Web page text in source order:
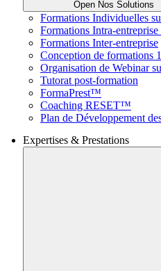
Open Nos Solutions
Formations Individuelles
Formations Intra-entreprise
Formations Inter-entreprise
Conception de formations
Organisation de Webinar
Tutorat post-formation
FormaPrest™
Coaching RESET™
Plan de Développement
Expertises & Prestations